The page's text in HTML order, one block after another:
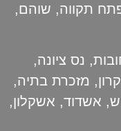
תקווה, שוהם,
, נס ציונה,
, מזכרת בתיה,
, אשדוד, אשקלון,